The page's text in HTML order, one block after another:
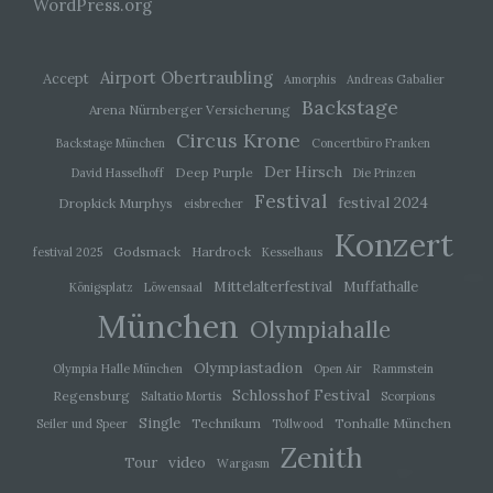
WordPress.org
Accept Airport Obertraubling Amorphis Andreas Gabalier
Arena Nürnberger Versicherung Backstage
Backstage München Circus Krone
Concertbüro Franken
David Hasselhoff
Deep Purple Der Hirsch Die Prinzen
Dropkick Murphys eisbrecher Festival festival 2024
festival 2025 Godsmack Hardrock Kesselhaus Konzert
Königsplatz Löwensaal Mittelalterfestival Muffathalle
München Olympiahalle
Olympia Halle München Olympiastadion Open Air Rammstein
Regensburg Saltatio Mortis Schlosshof Festival
Scorpions
Seiler und Speer
Single Technikum Tollwood Tonhalle München
Tour video Wargasm Zenith
Dritter ist eine natürliche oder juristische Person,
Behörde, Einrichtung oder andere Stelle außer
der betroffenen Person, dem Verantwortlichen,
dem Auftragsverarbeiter und den Personen, die
Verantwortlichen oder des Auftragsverarbeiters
befugt sind, die personenbezogenen Daten zu
verarbeiten.
k) Einwilligung
Einwilligung ist jede von der betroffenen Person
freiwillig für den bestimmten Fall in informierter
Weise und unmissverständlich abgegebene
Willensbekundung in Form einer Erklärung oder
einer sonstigen eindeutigen bestätigenden
Handlung, mit der die betroffene Person zu
sie betreffenden personenbezogenen Daten